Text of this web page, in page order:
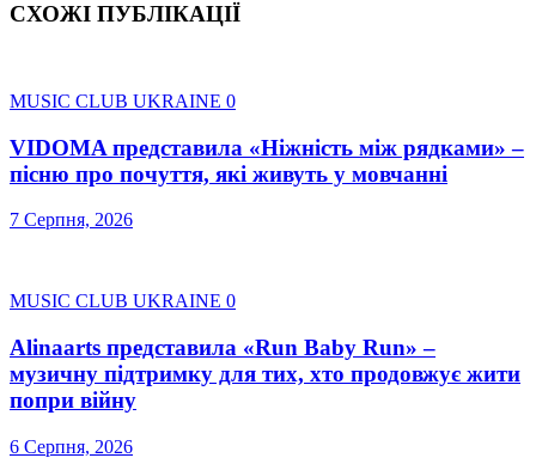
СХОЖІ ПУБЛІКАЦІЇ
MUSIC CLUB UKRAINE 0
VIDOMA представила «Ніжність між рядками» –
пісню про почуття, які живуть у мовчанні
7 Серпня, 2026
MUSIC CLUB UKRAINE 0
Alinaarts представила «Run Baby Run» –
музичну підтримку для тих, хто продовжує жити
попри війну
6 Серпня, 2026